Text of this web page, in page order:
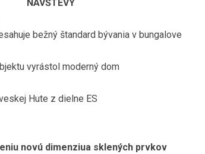
NÁVŠTEVY
bežný štandard bývania v bungalove
vyrástol moderný dom
Hute z dielne ES
novú dimenziua sklených prvkov